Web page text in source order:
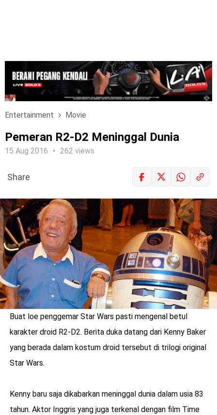
Entertainment Movie
Pemeran R2-D2 Meninggal Dunia
15 Aug 2016 262 views
menarik
LOGIN
Share
Buat loe penggemar Star Wars pasti mengenal betul
karakter droid R2-D2. Berita duka datang dari Kenny Baker
yang berada dalam kostum droid tersebut di trilogi original
Star Wars.
Kenny baru saja dikabarkan meninggal dunia dalam usia 83
tahun. Aktor Inggris yang juga terkenal dengan film Time